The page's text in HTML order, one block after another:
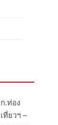
ก.ท่อง
เที่ยวฯ –